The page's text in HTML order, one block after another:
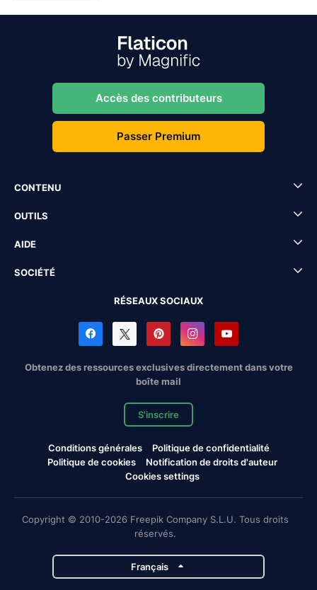
Accès des contributeurs
Passer Premium
CONTENU
OUTILS
AIDE
SOCIÉTÉ
RÉSEAUX SOCIAUX
Obtenez des ressources exclusives directement dans votre
boîte mail
S'inscrire
Conditions générales
Politique de confidentialité
Politique de cookies
Notification de droits d'auteur
Cookies settings
Copyright © 2010-2026 Freepik Company S.L.U. Tous droits
réservés.
Français